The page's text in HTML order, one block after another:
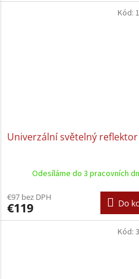
Univerzální světelný reflektor
Odesíláme do 3 pracovních
€97 bez DPH
€119 Do
Kód:
Kód: